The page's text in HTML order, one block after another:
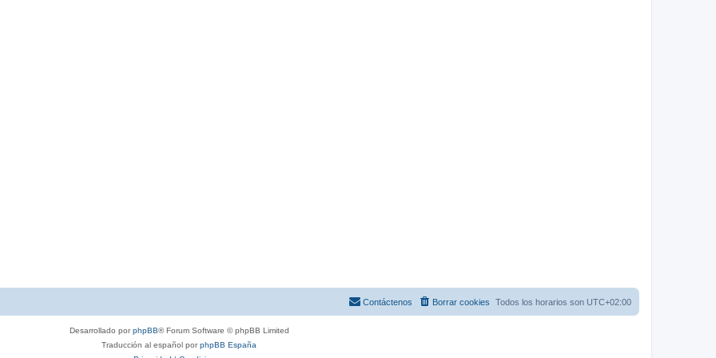
Todos los horarios son UTC+02:00
Borrar cookies
Contáctenos
Desarrollado porphpBB® Forum Software © phpBB Limited
Traducción al español porphpBB España